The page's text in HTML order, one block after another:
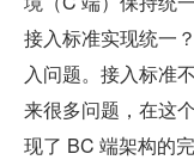
接入标准实现统一
入问题。接入标准
来很多问题，在这
现了 BC 端架构的